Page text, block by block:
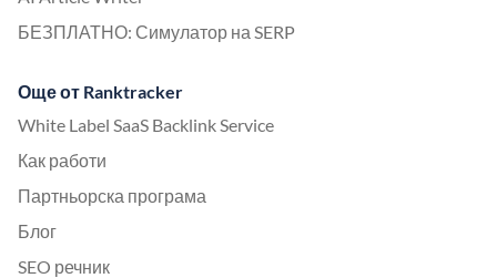
БЕЗПЛАТНО: Симулатор на SERP
Още от Ranktracker
White Label SaaS Backlink Service
Как работи
Партньорска програма
Блог
SEO речник